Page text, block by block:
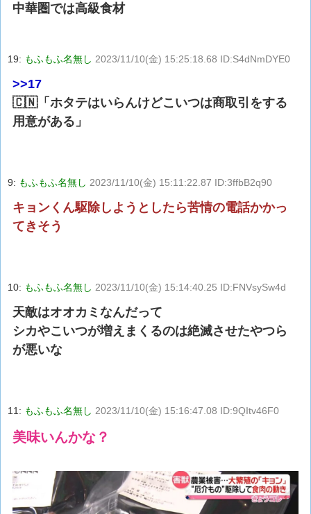
中華圏では高級食材
19: もふもふ名無し 2023/11/10(金) 15:25:18.68 ID:S4dNmDYE0
>>17
🇨🇳「ホタテはいらんけどこいつは商取引をする
用意がある」
9: もふもふ名無し 2023/11/10(金) 15:11:22.87 ID:3ffbB2q90
キョンくん駆除しようとしたら苦情の電話かかっ
てきそう
10: もふもふ名無し 2023/11/10(金) 15:14:40.25 ID:FNVsySw4d
天敵はオオカミなんだって
シカやこいつが増えまくるのは絶滅させたやつら
が悪いな
11: もふもふ名無し 2023/11/10(金) 15:16:47.08 ID:9QItv46F0
美味いんかな？